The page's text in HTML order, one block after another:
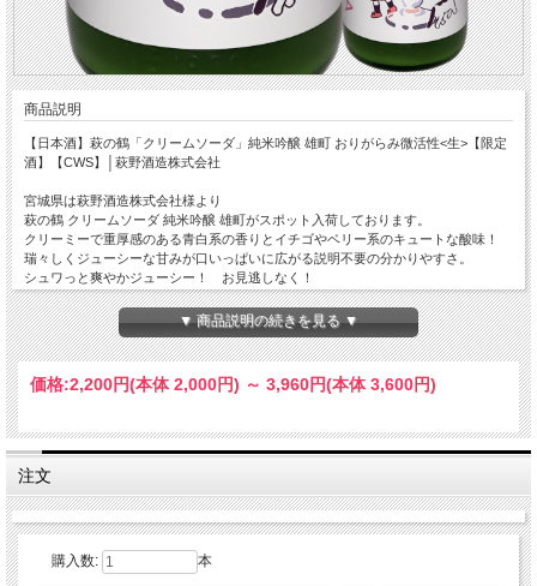
商品説明
【日本酒】萩の鶴「クリームソーダ」純米吟醸 雄町 おりがらみ微活性<生>【限定
酒】【CWS】│萩野酒造株式会社
宮城県は萩野酒造株式会社様より
萩の鶴 クリームソーダ 純米吟醸 雄町がスポット入荷しております。
クリーミーで重厚感のある青白系の香りとイチゴやベリー系のキュートな酸味！
瑞々しくジューシーな甘みが口いっぱいに広がる説明不要の分かりやすさ。
シュワっと爽やかジューシー！ お見逃しなく！
※このお酒はクール便発送となります。
▼ 商品説明の続きを見る ▼
価格:2,200円(本体 2,000円) ～ 3,960円(本体 3,600円)
注文
購入数: 本